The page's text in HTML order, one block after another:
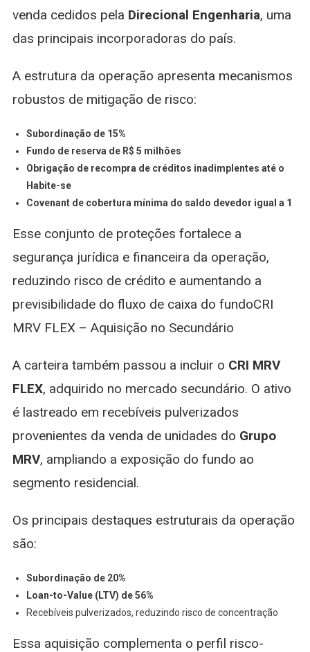
venda cedidos pela Direcional Engenharia, uma
das principais incorporadoras do país.
A estrutura da operação apresenta mecanismos
robustos de mitigação de risco:
Subordinação de 15%
Fundo de reserva de R$ 5 milhões
Obrigação de recompra de créditos inadimplentes até o
Habite-se
Covenant de cobertura mínima do saldo devedor igual a 1
Esse conjunto de proteções fortalece a
segurança jurídica e financeira da operação,
reduzindo risco de crédito e aumentando a
previsibilidade do fluxo de caixa do fundoCRI
MRV FLEX – Aquisição no Secundário
A carteira também passou a incluir o CRI MRV
FLEX, adquirido no mercado secundário. O ativo
é lastreado em recebíveis pulverizados
provenientes da venda de unidades do Grupo
MRV, ampliando a exposição do fundo ao
segmento residencial.
Os principais destaques estruturais da operação
são:
Subordinação de 20%
Loan-to-Value (LTV) de 56%
Recebíveis pulverizados, reduzindo risco de concentração
Essa aquisição complementa o perfil risco-